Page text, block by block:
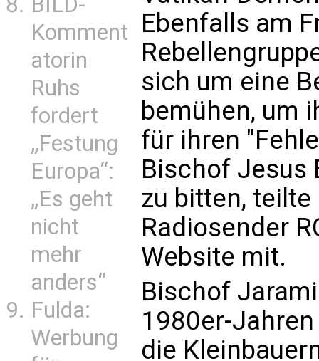
Komment
atorin
Ruhs
fordert
„Festung
Europa“:
„Es geht
nicht
mehr
anders“
Fulda:
Werbung
Ebenfalls am
sich um eine
bemühen, um
für ihren
Bischof Jesus
zu bitten,
Radiosender
Website mit.
Bischof
1980er-
die